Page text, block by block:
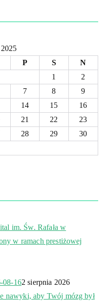
P S
N
1
2
7 8
9
14 15
16
21 22
23
28 29
30
im. Św. Rafała w
w ramach prestiżowej
08-162 sierpnia 2026
nawyki, aby Twój mózg był